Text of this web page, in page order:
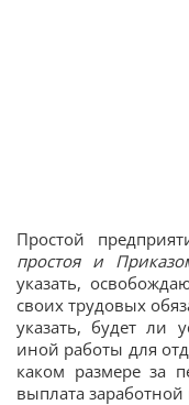
Простой
простоя и
указать,
своих трудовых
указать, будет ли
иной работы для
каком размере за
выплата заработной